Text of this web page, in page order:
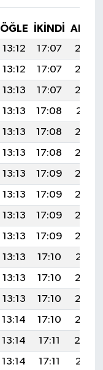
ÖĞLE İKINDI
13:12 17:07
20:28
13:12 17:07
20:29
13:13 17:07
20:30
13:13 17:08
20:31
13:13 17:08
20:32
13:13 17:08
20:33
13:13 17:09
20:34
13:13 17:09
20:35
13:13 17:09
20:35
13:13 17:09
20:36
13:13 17:10
20:37
13:13 17:10
20:38
13:13 17:10
20:39
13:14 17:10
20:39
13:14 17:11
20:40
13:14 17:11
20:41